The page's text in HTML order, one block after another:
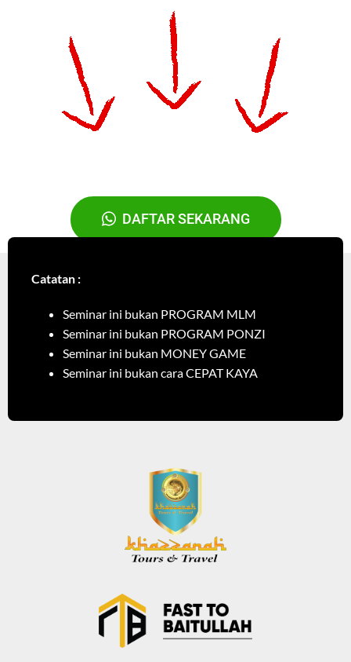
DAFTAR SEKARANG
Catatan :
Seminar ini bukan PROGRAM MLM
Seminar ini bukan PROGRAM PONZI
Seminar ini bukan MONEY GAME
Seminar ini bukan cara CEPAT KAYA